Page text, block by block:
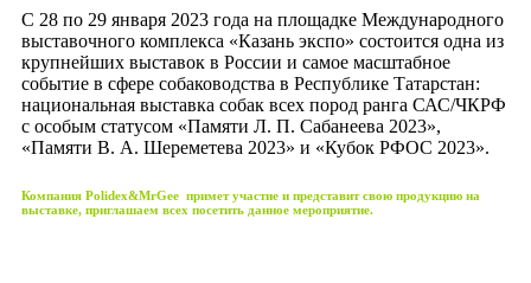
С 28 по 29 января 2023 года на площадке Международного
выставочного комплекса «Казань экспо» состоится одна из
крупнейших выставок в России и самое масштабное
событие в сфере собаководства в Республике Татарстан:
национальная выставка собак всех пород ранга САС/ЧКРФ
с особым статусом «Памяти Л. П. Сабанеева 2023»,
«Памяти В. А. Шереметева 2023» и «Кубок РФОС 2023».
Компания Polidex&MrGee примет участие и представит свою продукцию на
выставке, приглашаем всех посетить данное мероприятие.